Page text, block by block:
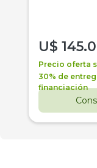
U$
Precio oferta
30% de
financiación